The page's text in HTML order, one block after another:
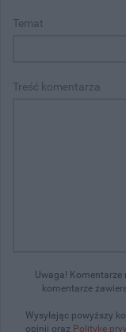
Temat
Treść komentarza
Uwaga! Komentarze
komentarze
Wysyłając powyższy
opinii oraz Politykę